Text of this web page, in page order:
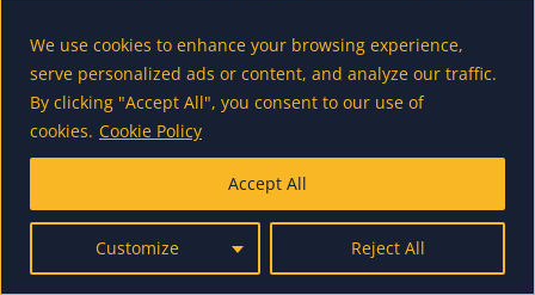
We use cookies to enhance your browsing experience,
serve personalized ads or content, and analyze our traffic.
By clicking "Accept All", you consent to our use of
cookies. Cookie Policy
Customize Reject All
Accept All